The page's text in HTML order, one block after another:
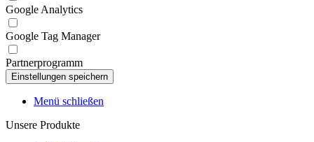
Google Analytics
Google Tag Manager
Partnerprogramm
Menü schließen
Unsere Produkte